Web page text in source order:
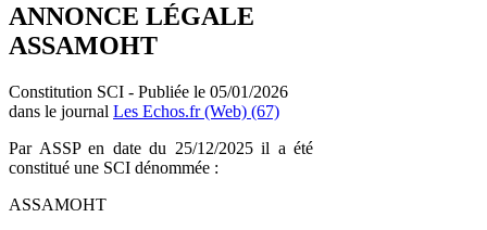
ANNONCE LÉGALE
ASSAMOHT
Constitution SCI - Publiée le 05/01/2026
dans le journal Les Echos.fr (Web) (67)
Par ASSP en date du 25/12/2025 il a été
constitué une SCI dénommée :
ASSAMOHT